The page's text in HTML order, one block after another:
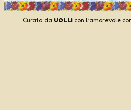
Curato da UOLLIcon l’amorevole